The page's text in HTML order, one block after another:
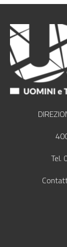
Tel.